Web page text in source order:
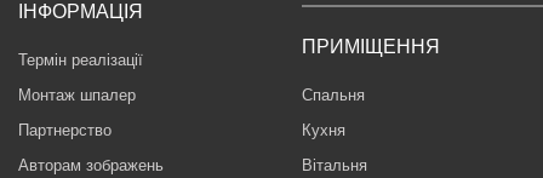
ІНФОРМАЦІЯ
Термін реалізації
Монтаж шпалер
Партнерство
Авторам зображень
ПРИМІЩЕННЯ
Спальня
Кухня
Вітальня